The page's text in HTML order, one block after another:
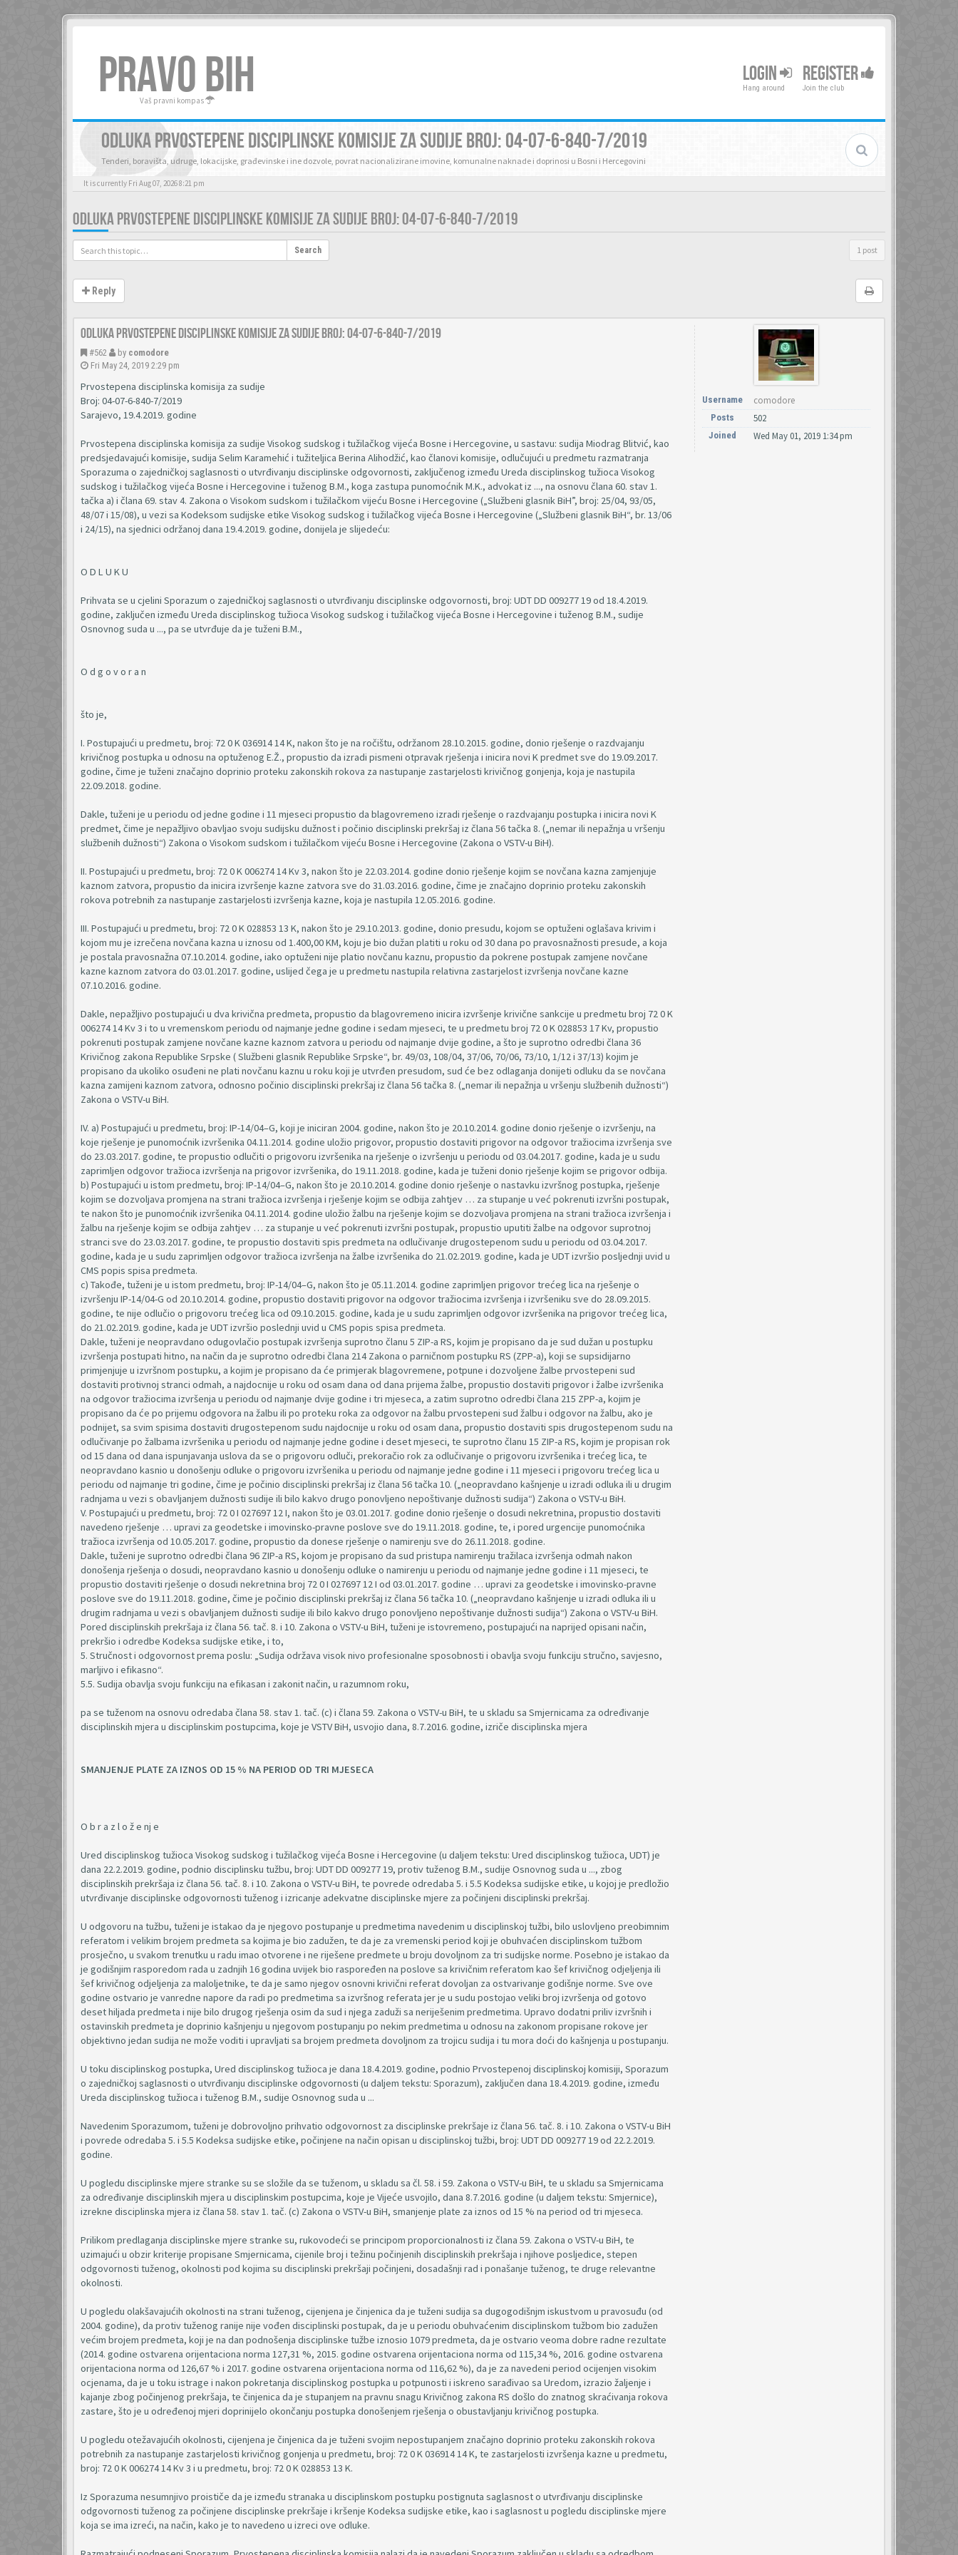
PRAVO BIH
Vaš pravni kompas
LOGIN
Hang around
REGISTER
Join the club
ODLUKA PRVOSTEPENE DISCIPLINSKE KOMISIJE ZA SUDIJE BROJ: 04-07-6-840-7/2019
Tenderi, boravišta, udruge, lokacijske, građevinske i ine dozvole, povrat nacionalizirane imovine, komunalne naknade i doprinosi u Bosni i Hercegovini
It is currently Fri Aug 07, 2026 8:21 pm
ODLUKA PRVOSTEPENE DISCIPLINSKE KOMISIJE ZA SUDIJE BROJ: 04-07-6-840-7/2019
Search 1 post
Reply
Odluka prvostepene disciplinske komisije za sudije broj: 04-07-6-840-7/2019
#562 by comodore
Fri May 24, 2019 2:29 pm
Prvostepena disciplinska komisija za sudije
Broj: 04-07-6-840-7/2019
Sarajevo, 19.4.2019. godine
Prvostepena disciplinska komisija za sudije Visokog sudskog i tužilačkog vijeća Bosne i Hercegovine, u sastavu: sudija Miodrag Blitvić, kao
predsjedavajući komisije, sudija Selim Karamehić i tužiteljica Berina Alihodžić, kao članovi komisije, odlučujući u predmetu razmatranja
Sporazuma o zajedničkoj saglasnosti o utvrđivanju disciplinske odgovornosti, zaključenog između Ureda disciplinskog tužioca Visokog
sudskog i tužilačkog vijeća Bosne i Hercegovine i tuženog B.M., koga zastupa punomoćnik M.K., advokat iz ..., na osnovu člana 60. stav 1.
tačka a) i člana 69. stav 4. Zakona o Visokom sudskom i tužilačkom vijeću Bosne i Hercegovine („Službeni glasnik BiH”, broj: 25/04, 93/05,
48/07 i 15/08), u vezi sa Kodeksom sudijske etike Visokog sudskog i tužilačkog vijeća Bosne i Hercegovine („Službeni glasnik BiH“, br. 13/06
i 24/15), na sjednici održanoj dana 19.4.2019. godine, donijela je slijedeću:
O D L U K U
Prihvata se u cjelini Sporazum o zajedničkoj saglasnosti o utvrđivanju disciplinske odgovornosti, broj: UDT DD 009277 19 od 18.4.2019.
godine, zaključen između Ureda disciplinskog tužioca Visokog sudskog i tužilačkog vijeća Bosne i Hercegovine i tuženog B.M., sudije
Osnovnog suda u ..., pa se utvrđuje da je tuženi B.M.,
O d g o v o r a n
što je,
I. Postupajući u predmetu, broj: 72 0 K 036914 14 K, nakon što je na ročištu, održanom 28.10.2015. godine, donio rješenje o razdvajanju
krivičnog postupka u odnosu na optuženog E.Ž., propustio da izradi pismeni otpravak rješenja i inicira novi K predmet sve do 19.09.2017.
godine, čime je tuženi značajno doprinio proteku zakonskih rokova za nastupanje zastarjelosti krivičnog gonjenja, koja je nastupila
22.09.2018. godine.
Dakle, tuženi je u periodu od jedne godine i 11 mjeseci propustio da blagovremeno izradi rješenje o razdvajanju postupka i inicira novi K
predmet, čime je nepažljivo obavljao svoju sudijsku dužnost i počinio disciplinski prekršaj iz člana 56 tačka 8. („nemar ili nepažnja u vršenju
službenih dužnosti“) Zakona o Visokom sudskom i tužilačkom vijeću Bosne i Hercegovine (Zakona o VSTV-u BiH).
II. Postupajući u predmetu, broj: 72 0 K 006274 14 Kv 3, nakon što je 22.03.2014. godine donio rješenje kojim se novčana kazna zamjenjuje
kaznom zatvora, propustio da inicira izvršenje kazne zatvora sve do 31.03.2016. godine, čime je značajno doprinio proteku zakonskih
rokova potrebnih za nastupanje zastarjelosti izvršenja kazne, koja je nastupila 12.05.2016. godine.
III. Postupajući u predmetu, broj: 72 0 K 028853 13 K, nakon što je 29.10.2013. godine, donio presudu, kojom se optuženi oglašava krivim i
kojom mu je izrečena novčana kazna u iznosu od 1.400,00 KM, koju je bio dužan platiti u roku od 30 dana po pravosnažnosti presude, a koja
je postala pravosnažna 07.10.2014. godine, iako optuženi nije platio novčanu kaznu, propustio da pokrene postupak zamjene novčane
kazne kaznom zatvora do 03.01.2017. godine, uslijed čega je u predmetu nastupila relativna zastarjelost izvršenja novčane kazne
07.10.2016. godine.
Dakle, nepažljivo postupajući u dva krivična predmeta, propustio da blagovremeno inicira izvršenje krivične sankcije u predmetu broj 72 0 K
006274 14 Kv 3 i to u vremenskom periodu od najmanje jedne godine i sedam mjeseci, te u predmetu broj 72 0 K 028853 17 Kv, propustio
pokrenuti postupak zamjene novčane kazne kaznom zatvora u periodu od najmanje dvije godine, a što je suprotno odredbi člana 36
Krivičnog zakona Republike Srpske ( Službeni glasnik Republike Srpske“, br. 49/03, 108/04, 37/06, 70/06, 73/10, 1/12 i 37/13) kojim je
propisano da ukoliko osuđeni ne plati novčanu kaznu u roku koji je utvrđen presudom, sud će bez odlaganja donijeti odluku da se novčana
kazna zamijeni kaznom zatvora, odnosno počinio disciplinski prekršaj iz člana 56 tačka 8. („nemar ili nepažnja u vršenju službenih dužnosti“)
Zakona o VSTV-u BiH.
IV. a) Postupajući u predmetu, broj: IP-14/04–G, koji je iniciran 2004. godine, nakon što je 20.10.2014. godine donio rješenje o izvršenju, na
koje rješenje je punomoćnik izvršenika 04.11.2014. godine uložio prigovor, propustio dostaviti prigovor na odgovor tražiocima izvršenja sve
do 23.03.2017. godine, te propustio odlučiti o prigovoru izvršenika na rješenje o izvršenju u periodu od 03.04.2017. godine, kada je u sudu
zaprimljen odgovor tražioca izvršenja na prigovor izvršenika, do 19.11.2018. godine, kada je tuženi donio rješenje kojim se prigovor odbija.
b) Postupajući u istom predmetu, broj: IP-14/04–G, nakon što je 20.10.2014. godine donio rješenje o nastavku izvršnog postupka, rješenje
kojim se dozvoljava promjena na strani tražioca izvršenja i rješenje kojim se odbija zahtjev … za stupanje u već pokrenuti izvršni postupak,
te nakon što je punomoćnik izvršenika 04.11.2014. godine uložio žalbu na rješenje kojim se dozvoljava promjena na strani tražioca izvršenja i
žalbu na rješenje kojim se odbija zahtjev … za stupanje u već pokrenuti izvršni postupak, propustio uputiti žalbe na odgovor suprotnoj
stranci sve do 23.03.2017. godine, te propustio dostaviti spis predmeta na odlučivanje drugostepenom sudu u periodu od 03.04.2017.
godine, kada je u sudu zaprimljen odgovor tražioca izvršenja na žalbe izvršenika do 21.02.2019. godine, kada je UDT izvršio posljednji uvid u
CMS popis spisa predmeta.
c) Takođe, tuženi je u istom predmetu, broj: IP-14/04–G, nakon što je 05.11.2014. godine zaprimljen prigovor trećeg lica na rješenje o
izvršenju IP-14/04-G od 20.10.2014. godine, propustio dostaviti prigovor na odgovor tražiocima izvršenja i izvršeniku sve do 28.09.2015.
godine, te nije odlučio o prigovoru trećeg lica od 09.10.2015. godine, kada je u sudu zaprimljen odgovor izvršenika na prigovor trećeg lica,
do 21.02.2019. godine, kada je UDT izvršio poslednji uvid u CMS popis spisa predmeta.
Dakle, tuženi je neopravdano odugovlačio postupak izvršenja suprotno članu 5 ZIP-a RS, kojim je propisano da je sud dužan u postupku
izvršenja postupati hitno, na način da je suprotno odredbi člana 214 Zakona o parničnom postupku RS (ZPP-a), koji se supsidijarno
primjenjuje u izvršnom postupku, a kojim je propisano da će primjerak blagovremene, potpune i dozvoljene žalbe prvostepeni sud
dostaviti protivnoj stranci odmah, a najdocnije u roku od osam dana od dana prijema žalbe, propustio dostaviti prigovor i žalbe izvršenika
na odgovor tražiocima izvršenja u periodu od najmanje dvije godine i tri mjeseca, a zatim suprotno odredbi člana 215 ZPP-a, kojim je
propisano da će po prijemu odgovora na žalbu ili po proteku roka za odgovor na žalbu prvostepeni sud žalbu i odgovor na žalbu, ako je
podnijet, sa svim spisima dostaviti drugostepenom sudu najdocnije u roku od osam dana, propustio dostaviti spis drugostepenom sudu na
odlučivanje po žalbama izvršenika u periodu od najmanje jedne godine i deset mjeseci, te suprotno članu 15 ZIP-a RS, kojim je propisan rok
od 15 dana od dana ispunjavanja uslova da se o prigovoru odluči, prekoračio rok za odlučivanje o prigovoru izvršenika i trećeg lica, te
neopravdano kasnio u donošenju odluke o prigovoru izvršenika u periodu od najmanje jedne godine i 11 mjeseci i prigovoru trećeg lica u
periodu od najmanje tri godine, čime je počinio disciplinski prekršaj iz člana 56 tačka 10. („neopravdano kašnjenje u izradi odluka ili u drugim
radnjama u vezi s obavljanjem dužnosti sudije ili bilo kakvo drugo ponovljeno nepoštivanje dužnosti sudija“) Zakona o VSTV-u BiH.
V. Postupajući u predmetu, broj: 72 0 I 027697 12 I, nakon što je 03.01.2017. godine donio rješenje o dosudi nekretnina, propustio dostaviti
navedeno rješenje … upravi za geodetske i imovinsko-pravne poslove sve do 19.11.2018. godine, te, i pored urgencije punomoćnika
tražioca izvršenja od 10.05.2017. godine, propustio da donese rješenje o namirenju sve do 26.11.2018. godine.
Dakle, tuženi je suprotno odredbi člana 96 ZIP-a RS, kojom je propisano da sud pristupa namirenju tražilaca izvršenja odmah nakon
donošenja rješenja o dosudi, neopravdano kasnio u donošenju odluke o namirenju u periodu od najmanje jedne godine i 11 mjeseci, te
propustio dostaviti rješenje o dosudi nekretnina broj 72 0 I 027697 12 I od 03.01.2017. godine … upravi za geodetske i imovinsko-pravne
poslove sve do 19.11.2018. godine, čime je počinio disciplinski prekršaj iz člana 56 tačka 10. („neopravdano kašnjenje u izradi odluka ili u
drugim radnjama u vezi s obavljanjem dužnosti sudije ili bilo kakvo drugo ponovljeno nepoštivanje dužnosti sudija“) Zakona o VSTV-u BiH.
Pored disciplinskih prekršaja iz člana 56. tač. 8. i 10. Zakona o VSTV-u BiH, tuženi je istovremeno, postupajući na naprijed opisani način,
prekršio i odredbe Kodeksa sudijske etike, i to,
5. Stručnost i odgovornost prema poslu: „Sudija održava visok nivo profesionalne sposobnosti i obavlja svoju funkciju stručno, savjesno,
marljivo i efikasno“.
5.5. Sudija obavlja svoju funkciju na efikasan i zakonit način, u razumnom roku,
pa se tuženom na osnovu odredaba člana 58. stav 1. tač. (c) i člana 59. Zakona o VSTV-u BiH, te u skladu sa Smjernicama za određivanje
disciplinskih mjera u disciplinskim postupcima, koje je VSTV BiH, usvojio dana, 8.7.2016. godine, izriče disciplinska mjera
SMANJENJE PLATE ZA IZNOS OD 15 % NA PERIOD OD TRI MJESECA
O b r a z l o ž e nj e
Ured disciplinskog tužioca Visokog sudskog i tužilačkog vijeća Bosne i Hercegovine (u daljem tekstu: Ured disciplinskog tužioca, UDT) je
dana 22.2.2019. godine, podnio disciplinsku tužbu, broj: UDT DD 009277 19, protiv tuženog B.M., sudije Osnovnog suda u ..., zbog
disciplinskih prekršaja iz člana 56. tač. 8. i 10. Zakona o VSTV-u BiH, te povrede odredaba 5. i 5.5 Kodeksa sudijske etike, u kojoj je predložio
utvrđivanje disciplinske odgovornosti tuženog i izricanje adekvatne disciplinske mjere za počinjeni disciplinski prekršaj.
U odgovoru na tužbu, tuženi je istakao da je njegovo postupanje u predmetima navedenim u disciplinskoj tužbi, bilo uslovljeno preobimnim
referatom i velikim brojem predmeta sa kojima je bio zadužen, te da je za vremenski period koji je obuhvaćen disciplinskom tužbom
prosječno, u svakom trenutku u radu imao otvorene i ne riješene predmete u broju dovoljnom za tri sudijske norme. Posebno je istakao da
je godišnjim rasporedom rada u zadnjih 16 godina uvijek bio raspoređen na poslove sa krivičnim referatom kao šef krivičnog odjeljenja ili
šef krivičnog odjeljenja za maloljetnike, te da je samo njegov osnovni krivični referat dovoljan za ostvarivanje godišnje norme. Sve ove
godine ostvario je vanredne napore da radi po predmetima sa izvršnog referata jer je u sudu postojao veliki broj izvršenja od gotovo
deset hiljada predmeta i nije bilo drugog rješenja osim da sud i njega zaduži sa neriješenim predmetima. Upravo dodatni priliv izvršnih i
ostavinskih predmeta je doprinio kašnjenju u njegovom postupanju po nekim predmetima u odnosu na zakonom propisane rokove jer
objektivno jedan sudija ne može voditi i upravljati sa brojem predmeta dovoljnom za trojicu sudija i tu mora doći do kašnjenja u postupanju.
U toku disciplinskog postupka, Ured disciplinskog tužioca je dana 18.4.2019. godine, podnio Prvostepenoj disciplinskoj komisiji, Sporazum
o zajedničkoj saglasnosti o utvrđivanju disciplinske odgovornosti (u daljem tekstu: Sporazum), zaključen dana 18.4.2019. godine, između
Ureda disciplinskog tužioca i tuženog B.M., sudije Osnovnog suda u ...
Navedenim Sporazumom, tuženi je dobrovoljno prihvatio odgovornost za disciplinske prekršaje iz člana 56. tač. 8. i 10. Zakona o VSTV-u BiH
i povrede odredaba 5. i 5.5 Kodeksa sudijske etike, počinjene na način opisan u disciplinskoj tužbi, broj: UDT DD 009277 19 od 22.2.2019.
godine.
U pogledu disciplinske mjere stranke su se složile da se tuženom, u skladu sa čl. 58. i 59. Zakona o VSTV-u BiH, te u skladu sa Smjernicama
za određivanje disciplinskih mjera u disciplinskim postupcima, koje je Vijeće usvojilo, dana 8.7.2016. godine (u daljem tekstu: Smjernice),
izrekne disciplinska mjera iz člana 58. stav 1. tač. (c) Zakona o VSTV-u BiH, smanjenje plate za iznos od 15 % na period od tri mjeseca.
Prilikom predlaganja disciplinske mjere stranke su, rukovodeći se principom proporcionalnosti iz člana 59. Zakona o VSTV-u BiH, te
uzimajući u obzir kriterije propisane Smjernicama, cijenile broj i težinu počinjenih disciplinskih prekršaja i njihove posljedice, stepen
odgovornosti tuženog, okolnosti pod kojima su disciplinski prekršaji počinjeni, dosadašnji rad i ponašanje tuženog, te druge relevantne
okolnosti.
U pogledu olakšavajućih okolnosti na strani tuženog, cijenjena je činjenica da je tuženi sudija sa dugogodišnjm iskustvom u pravosuđu (od
2004. godine), da protiv tuženog ranije nije vođen disciplinski postupak, da je u periodu obuhvaćenim disciplinskom tužbom bio zadužen
većim brojem predmeta, koji je na dan podnošenja disciplinske tužbe iznosio 1079 predmeta, da je ostvario veoma dobre radne rezultate
(2014. godine ostvarena orijentaciona norma 127,31 %, 2015. godine ostvarena orijentaciona norma od 115,34 %, 2016. godine ostvarena
orijentaciona norma od 126,67 % i 2017. godine ostvarena orijentaciona norma od 116,62 %), da je za navedeni period ocijenjen visokim
ocjenama, da je u toku istrage i nakon pokretanja disciplinskog postupka u potpunosti i iskreno sarađivao sa Uredom, izrazio žaljenje i
kajanje zbog počinjenog prekršaja, te činjenica da je stupanjem na pravnu snagu Krivičnog zakona RS došlo do znatnog skraćivanja rokova
zastare, što je u određenoj mjeri doprinijelo okončanju postupka donošenjem rješenja o obustavljanju krivičnog postupka.
U pogledu otežavajućih okolnosti, cijenjena je činjenica da je tuženi svojim nepostupanjem značajno doprinio proteku zakonskih rokova
potrebnih za nastupanje zastarjelosti krivičnog gonjenja u predmetu, broj: 72 0 K 036914 14 K, te zastarjelosti izvršenja kazne u predmetu,
broj: 72 0 K 006274 14 Kv 3 i u predmetu, broj: 72 0 K 028853 13 K.
Iz Sporazuma nesumnjivo proističe da je između stranaka u disciplinskom postupku postignuta saglasnost o utvrđivanju disciplinske
odgovornosti tuženog za počinjene disciplinske prekršaje i kršenje Kodeksa sudijske etike, kao i saglasnost u pogledu disciplinske mjere
koja se ima izreći, na način, kako je to navedeno u izreci ove odluke.
Username comodore
Posts 502
Joined Wed May 01, 2019 1:34 pm